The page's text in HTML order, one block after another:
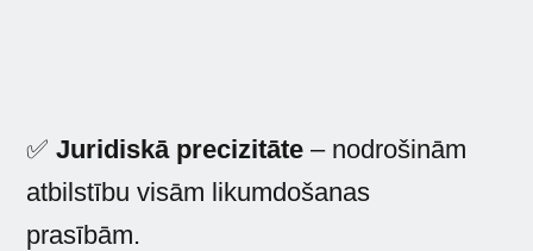
✅Juridiskā precizitāte – nodrošinām
atbilstību visām likumdošanas
prasībām.